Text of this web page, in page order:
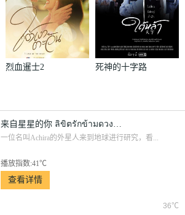
烈血暹士2
死神的十字路
一位名叫Achira的外星人来到地球进行研究，看...
播放指数:41℃
查看详情
36℃